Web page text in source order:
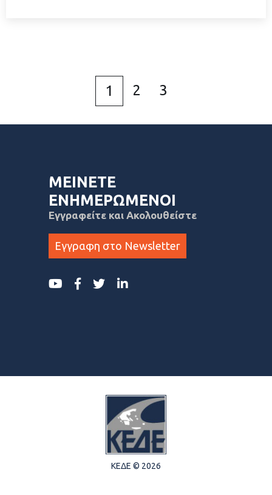
1 2 3
ΜΕΙΝΕΤΕ
ΕΝΗΜΕΡΩΜΕΝΟΙ
Εγγραφείτε και Ακολουθείστε
Εγγραφη στο Newsletter
ΚΕΔΕ © 2026